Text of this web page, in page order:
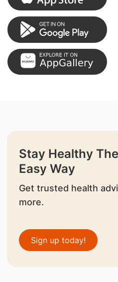
Stay Healthy The
Easy Way
Get trusted health
more.
Sign up today!